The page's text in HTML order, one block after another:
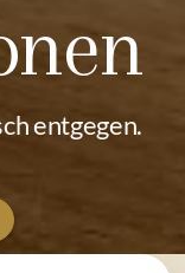
entgegen.